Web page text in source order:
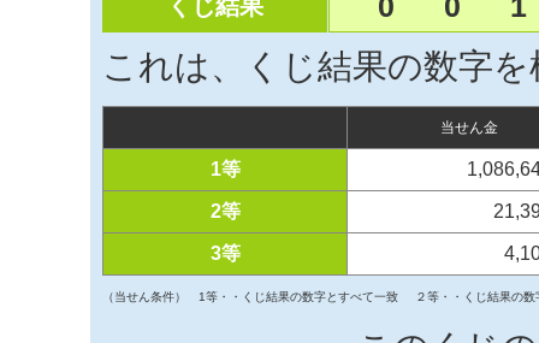
くじ結果
これは、くじ結果の数字
当せん金
1等
2等
3等
（当せん条件） 1等・・くじ結果の数字とすべて一致 ２等・・くじ結果の